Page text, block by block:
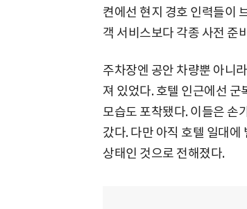
켠에선 현지 경호 인력들이
객 서비스보다 각종 사전 준
주차장엔 공안 차량뿐 아니
져 있었다. 호텔 인근에선
모습도 포착됐다. 이들은 손
갔다. 다만 아직 호텔 일대
상태인 것으로 전해졌다.